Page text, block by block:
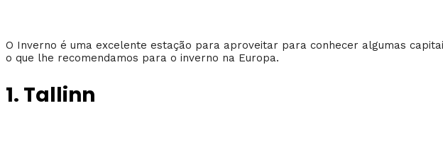
O Inverno é uma excelente estação para aproveitar para conhecer algumas
o que lhe recomendamos para o inverno na Europa.
1. Tallinn